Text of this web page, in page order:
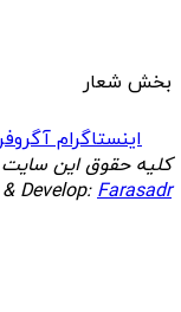
بخش شعار
اینستاگرام آگروفر
کلیه حقوق این
Develop:Farasadr